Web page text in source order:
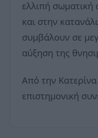
ελλιπή
και στην
συμβάλουν σε
αύξηση της
Από την
επιστημονική